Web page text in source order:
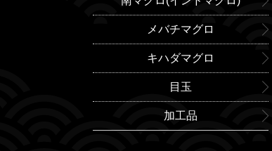
メバチマグロ
キハダマグロ
目玉
加工品